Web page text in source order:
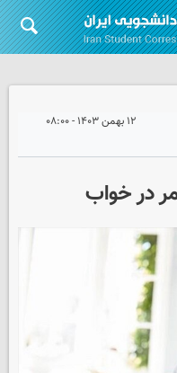
۱۲ بهمن ۱۴۰۳ - ۰۸:۰۰
در خواب